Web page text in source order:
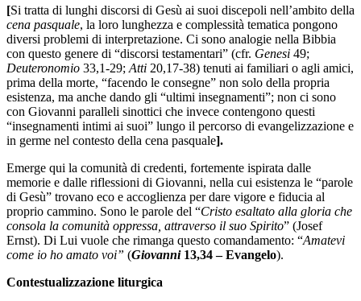
[Si tratta di lunghi discorsi di Gesù ai suoi discepoli nell’ambito della
cena pasquale, la loro lunghezza e complessità tematica pongono
diversi problemi di interpretazione. Ci sono analogie nella Bibbia
con questo genere di “discorsi testamentari” (cfr. Genesi 49;
Deuteronomio 33,1-29; Atti 20,17-38) tenuti ai familiari o agli amici,
prima della morte, “facendo le consegne” non solo della propria
esistenza, ma anche dando gli “ultimi insegnamenti”; non ci sono
con Giovanni paralleli sinottici che invece contengono questi
“insegnamenti intimi ai suoi” lungo il percorso di evangelizzazione e
in germe nel contesto della cena pasquale].
Emerge qui la comunità di credenti, fortemente ispirata dalle
memorie e dalle riflessioni di Giovanni, nella cui esistenza le “parole
di Gesù” trovano eco e accoglienza per dare vigore e fiducia al
proprio cammino. Sono le parole del “Cristo esaltato alla gloria che
consola la comunità oppressa, attraverso il suo Spirito” (Josef
Ernst). Di Lui vuole che rimanga questo comandamento: “Amatevi
come io ho amato voi” (Giovanni 13,34 – Evangelo).
Contestualizzazione liturgica